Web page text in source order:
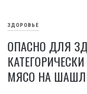
ЗДОРОВЬЕ
ОПАСНО ДЛЯ
МЯСО НА